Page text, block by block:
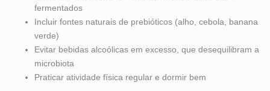
fermentados
Incluir fontes naturais de prebióticos (alho, cebola, banana
verde)
Evitar bebidas alcoólicas em excesso, que desequilibram a
microbiota
Praticar atividade física regular e dormir bem